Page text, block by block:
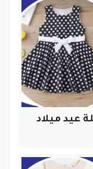
عيد ميلاد